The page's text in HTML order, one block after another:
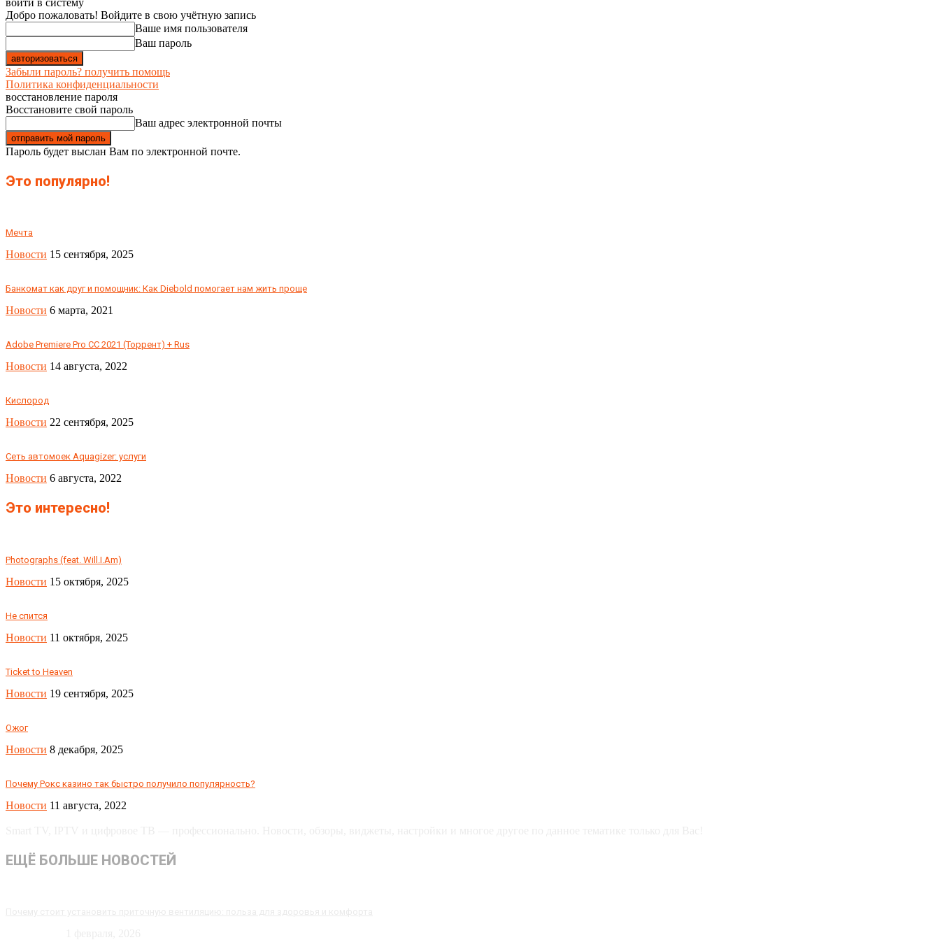
Добро пожаловать! Войдите в свою учётную запись
Ваше имя пользователя
Ваш пароль
Забыли пароль? получить помощь
Политика конфиденциальности
восстановление пароля
Восстановите свой пароль
Ваш адрес электронной почты
Пароль будет выслан Вам по электронной почте.
Это популярно!
Мечта
Новости 15 сентября, 2025
Банкомат как друг и помощник: Как Diebold помогает нам жить проще
Новости 6 марта, 2021
Adobe Premiere Pro CC 2021 (Торрент) + Rus
Новости 14 августа, 2022
Кислород
Новости 22 сентября, 2025
Сеть автомоек Aquagizer: услуги
Новости 6 августа, 2022
Это интересно!
Photographs (feat. Will.I.Am)
Новости 15 октября, 2025
Не спится
Новости 11 октября, 2025
Ticket to Heaven
Новости 19 сентября, 2025
Ожог
Новости 8 декабря, 2025
Почему Рокс казино так быстро получило популярность?
Новости 11 августа, 2022
ЕЩЁ БОЛЬШЕ НОВОСТЕЙ